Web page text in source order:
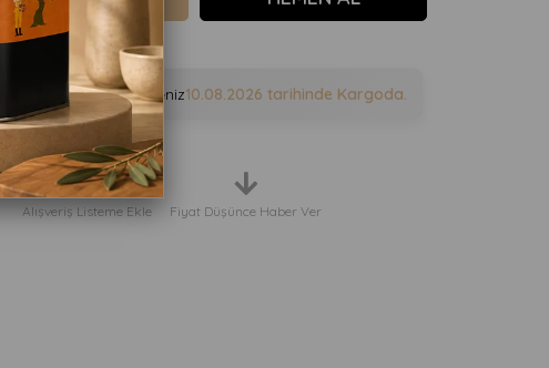
içerisinde sipariş verirseniz10.08.2026 tarihinde Kargoda.
Alışveriş Listeme Ekle Fiyat Düşünce Haber Ver